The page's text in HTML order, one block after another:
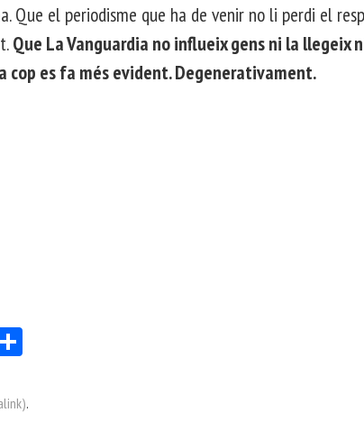
Que el periodisme que ha de venir no li perdi el
Que La Vanguardia no influeix gens ni la llegeix
cop es fa més evident. Degenerativament.
pa.